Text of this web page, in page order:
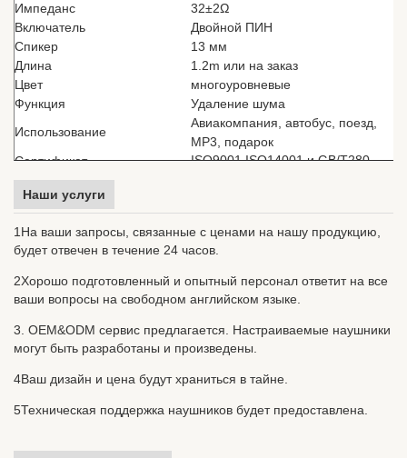
Импеданс
32±2Ω
Включатель
Двойной ПИН
Спикер
13 мм
Длина
1.2m или на заказ
Цвет
многоуровневые
Функция
Удаление шума
Использование
Авиакомпания, автобус, поезд,
MP3, подарок
Сертификат
ISO9001 ISO14001 и GB/T280
Наши услуги
1На ваши запросы, связанные с ценами на нашу продукцию,
будет отвечен в течение 24 часов.
2Хорошо подготовленный и опытный персонал ответит на все
ваши вопросы на свободном английском языке.
3. OEM&ODM сервис предлагается. Настраиваемые наушники
могут быть разработаны и произведены.
4Ваш дизайн и цена будут храниться в тайне.
5Техническая поддержка наушников будет предоставлена.